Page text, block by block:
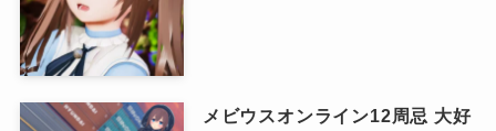
メビウスオンライン12周忌 大好